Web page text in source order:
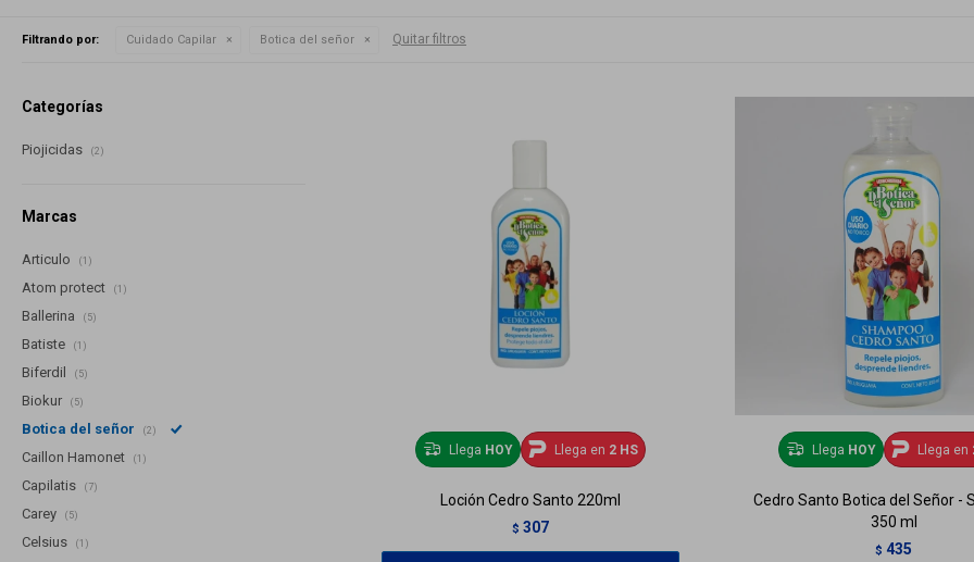
Filtrando por: Cuidado Capilar Botica del señor Quitar filtros
Llega HOY Llega en 2 HS
Loción Cedro Santo 220ml
$ 307
Llega HOY Llega en
Cedro Santo Botica del Señor -
350 ml
$ 435
Categorías
Piojicidas (2)
Marcas
Articulo (1)
Atom protect (1)
Ballerina (5)
Batiste (1)
Biferdil (5)
Biokur (5)
Botica del señor (2)
Caillon Hamonet (1)
Capilatis (7)
Carey (5)
Celsius (1)